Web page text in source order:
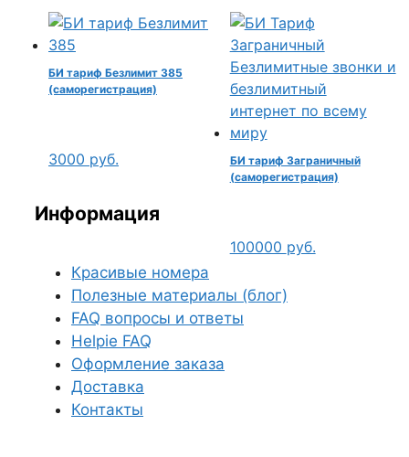
составляла2500 руб..
БИ тариф Безлимит 385
(саморегистрация)
3000 руб.
БИ тариф Заграничный
(саморегистрация)
100000 руб.
Информация
Красивые номера
Полезные материалы (блог)
FAQ вопросы и ответы
Helpie FAQ
Оформление заказа
Доставка
Контакты